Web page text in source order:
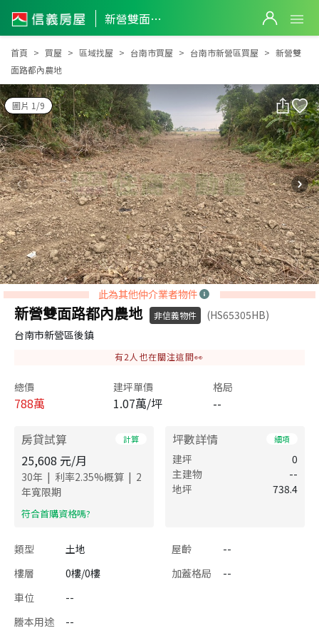
新營雙面路都內農地
新營雙面路都內農地
首頁 買屋 區域找屋 台南市買屋 台南市新營區買屋
新營雙
面路都內農地
圖片 1/9
此為其他仲介業者物件
新營雙面路都內農地 非信義物件
(HS65305HB)
台南市新營區後鎮
有2 人也在關注這間👀
總價
788萬
建坪單價
1.07萬/坪
格局
--
房貸試算 計算
25,608 元/月
30年 | 利率2.35%概算 | 2
年寬限期
​符合首購資格嗎?
坪數詳情 細項
建坪
0
主建物
--
地坪
738.4
類型 土地 屋齡
--
樓層
0樓/0樓 加蓋格局
--
車位
--
謄本用途
--